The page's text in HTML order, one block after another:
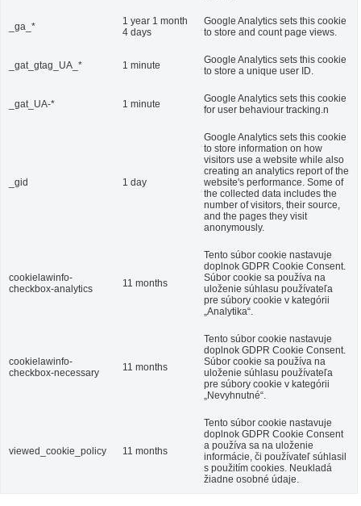
_ga_*
1 year 1 month
4 days
Google Analytics sets this cookie
to store and count page views.
_gat_gtag_UA_* 1 minute
Google Analytics sets this cookie
to store a unique user ID.
_gat_UA-* 1 minute
Google Analytics sets this cookie
for user behaviour tracking.n
_gid 1 day
Google Analytics sets this cookie
to store information on how
visitors use a website while also
creating an analytics report of the
website's performance. Some of
the collected data includes the
number of visitors, their source,
and the pages they visit
anonymously.
cookielawinfo-
checkbox-analytics
11 months
Tento súbor cookie nastavuje
doplnok GDPR Cookie Consent.
Súbor cookie sa používa na
uloženie súhlasu používateľa
pre súbory cookie v kategórii
„Analytika“.
cookielawinfo-
checkbox-necessary
11 months
Tento súbor cookie nastavuje
doplnok GDPR Cookie Consent.
Súbor cookie sa používa na
uloženie súhlasu používateľa
pre súbory cookie v kategórii
„Nevyhnutné“.
viewed_cookie_policy 11 months
Tento súbor cookie nastavuje
doplnok GDPR Cookie Consent
a používa sa na uloženie
informácie, či používateľ súhlasil
s použitím cookies. Neukladá
žiadne osobné údaje.